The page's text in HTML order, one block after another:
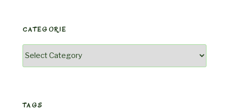
CATEGORIE
Categorie
TAGS